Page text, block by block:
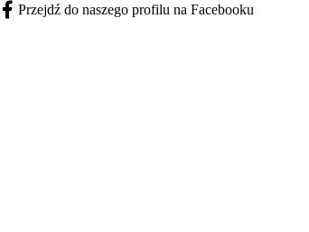
Facebook - otwiera się w nowej karcie
Przejdź do naszego profilu na Facebooku